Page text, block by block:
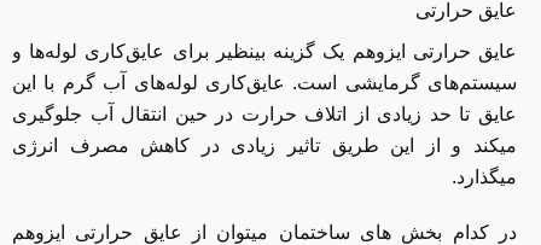
عایق حرارتی
عایق حرارتی ایزوهم یک گزینه بینظیر برای عایق‌کاری لوله‌ها و
سیستم‌های گرمایشی است. عایق‌کاری لوله‌های آب گرم با این
عایق تا حد زیادی از اتلاف حرارت در حین انتقال آب جلوگیری
میکند و از این طریق تاثیر زیادی در کاهش مصرف انرژی
میگذارد.
در کدام بخش های ساختمان میتوان از عایق حرارتی ایزوهم